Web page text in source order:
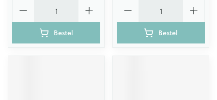
Bestel Bestel